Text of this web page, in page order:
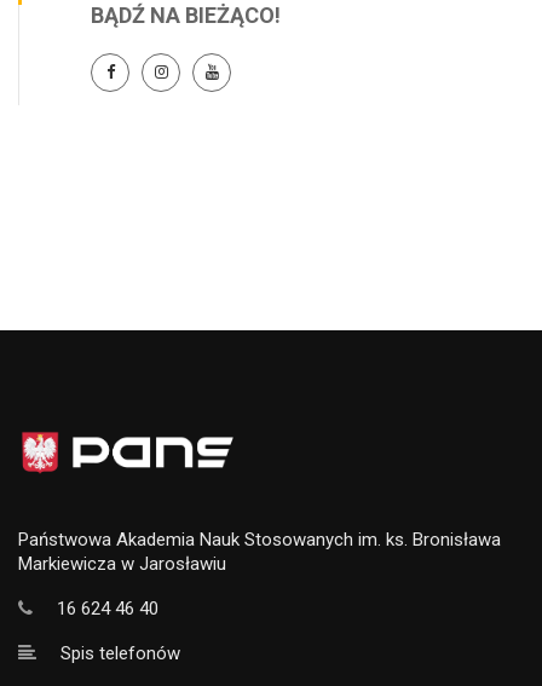
BĄDŹ NA BIEŻĄCO!
Państwowa Akademia Nauk Stosowanych im. ks. Bronisława
Markiewicza w Jarosławiu
16 624 46 40
Spis telefonów